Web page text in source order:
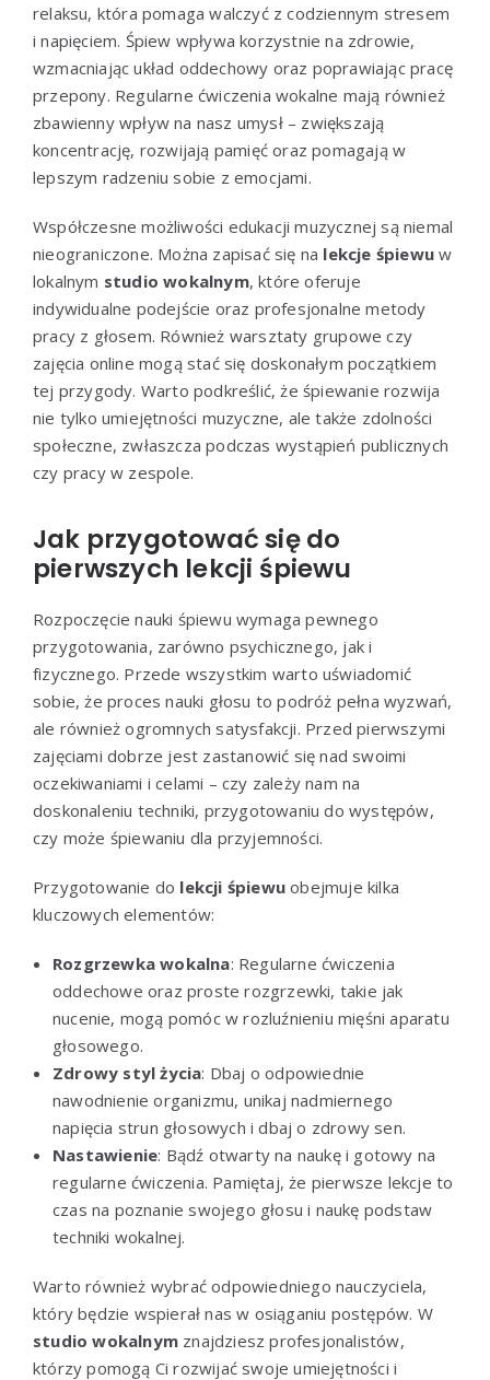
relaksu, która pomaga walczyć z codziennym stresem
i napięciem. Śpiew wpływa korzystnie na zdrowie,
wzmacniając układ oddechowy oraz poprawiając pracę
przepony. Regularne ćwiczenia wokalne mają również
zbawienny wpływ na nasz umysł – zwiększają
koncentrację, rozwijają pamięć oraz pomagają w
lepszym radzeniu sobie z emocjami.
Współczesne możliwości edukacji muzycznej są niemal
nieograniczone. Można zapisać się na lekcje śpiewu w
lokalnym studio wokalnym, które oferuje
indywidualne podejście oraz profesjonalne metody
pracy z głosem. Również warsztaty grupowe czy
zajęcia online mogą stać się doskonałym początkiem
tej przygody. Warto podkreślić, że śpiewanie rozwija
nie tylko umiejętności muzyczne, ale także zdolności
społeczne, zwłaszcza podczas wystąpień publicznych
czy pracy w zespole.
Jak przygotować się do
pierwszych lekcji śpiewu
Rozpoczęcie nauki śpiewu wymaga pewnego
przygotowania, zarówno psychicznego, jak i
fizycznego. Przede wszystkim warto uświadomić
sobie, że proces nauki głosu to podróż pełna wyzwań,
ale również ogromnych satysfakcji. Przed pierwszymi
zajęciami dobrze jest zastanowić się nad swoimi
oczekiwaniami i celami – czy zależy nam na
doskonaleniu techniki, przygotowaniu do występów,
czy może śpiewaniu dla przyjemności.
Przygotowanie do lekcji śpiewu obejmuje kilka
kluczowych elementów:
Rozgrzewka wokalna: Regularne ćwiczenia
oddechowe oraz proste rozgrzewki, takie jak
nucenie, mogą pomóc w rozluźnieniu mięśni aparatu
głosowego.
Zdrowy styl życia: Dbaj o odpowiednie
nawodnienie organizmu, unikaj nadmiernego
napięcia strun głosowych i dbaj o zdrowy sen.
Nastawienie: Bądź otwarty na naukę i gotowy na
regularne ćwiczenia. Pamiętaj, że pierwsze lekcje to
czas na poznanie swojego głosu i naukę podstaw
techniki wokalnej.
Warto również wybrać odpowiedniego nauczyciela,
który będzie wspierał nas w osiąganiu postępów. W
studio wokalnym znajdziesz profesjonalistów,
którzy pomogą Ci rozwijać swoje umiejętności i